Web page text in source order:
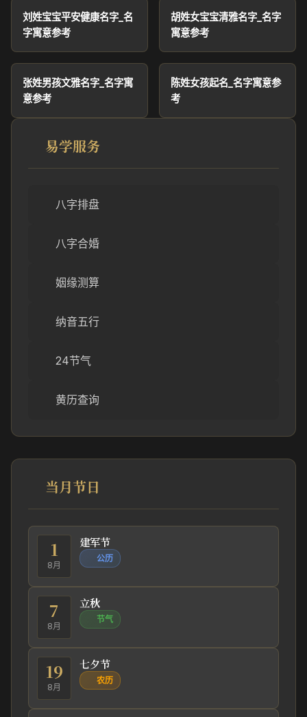
刘姓宝宝平安健康名字_名
字寓意参考
胡姓女宝宝清雅名字_名字
寓意参考
张姓男孩文雅名字_名字寓
意参考
陈姓女孩起名_名字寓意参
考
易学服务
八字排盘
八字合婚
姻缘测算
纳音五行
24节气
黄历查询
当月节日
1
8月
建军节
公历
7
8月
立秋
节气
19
8月
七夕节
农历